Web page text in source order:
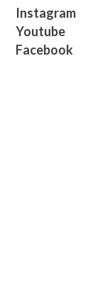
Instagram
Youtube
Facebook